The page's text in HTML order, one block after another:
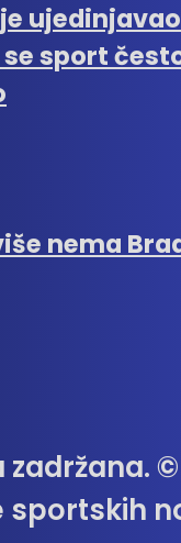
sport
nema
zadržana.
sportskih